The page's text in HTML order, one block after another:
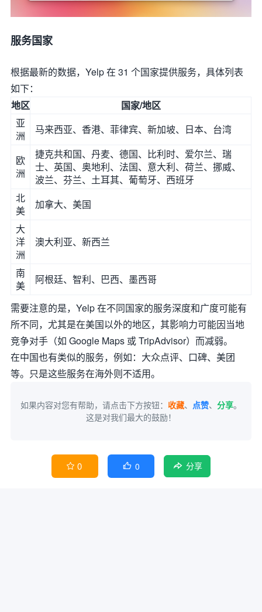
服务国家
根据最新的数据，Yelp 在 31 个国家提供服务，具体列表
如下：
地区
国家/地区
亚
洲
马来西亚、香港、菲律宾、新加坡、日本、台湾
欧
洲
捷克共和国、丹麦、德国、比利时、爱尔兰、瑞
士、英国、奥地利、法国、意大利、荷兰、挪威、
波兰、芬兰、土耳其、葡萄牙、西班牙
北
美
加拿大、美国
大
洋
洲
澳大利亚、新西兰
南
美
阿根廷、智利、巴西、墨西哥
需要注意的是，Yelp 在不同国家的服务深度和广度可能有
所不同，尤其是在美国以外的地区，其影响力可能因当地
竞争对手（如 Google Maps 或 TripAdvisor）而减弱。
在中国也有类似的服务，例如：大众点评、口碑、美团
等。只是这些服务在海外则不适用。
如果内容对您有帮助，请点击下方按钮： 收藏、 点赞、 分享。
这是对我们最大的鼓励！
 0  0 分享